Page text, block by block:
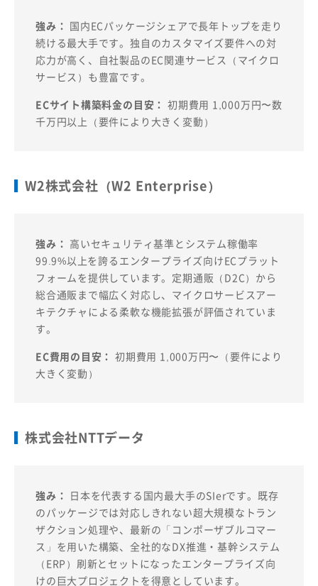
強み： 国内ECパッケージシェアで長年トップを走り
続ける最大手です。独自のカスタマイズ要件への対
応力が高く、自社製品のEC関連サービス（マイクロ
サービス）も豊富です。
ECサイト構築料金の目安： 初期費用 1,000万円〜数
千万円以上（要件により大きく変動）
W2株式会社（W2 Enterprise）
強み： 高いセキュリティ基準とシステム稼働率
99.9%以上を誇るエンタープライズ向けECプラット
フォームを提供しています。定期通販（D2C）から
総合通販まで幅広く対応し、マイクロサービスアー
キテクチャによる柔軟な機能拡張が評価されていま
す。
EC費用の目安： 初期費用 1,000万円〜（要件により
大きく変動）
株式会社NTTデータ
強み： 日本を代表する国内最大手のSIerです。既存
のパッケージでは対応しきれない超大規模なトラン
ザクション処理や、最新の「コンポーザブルコマー
ス」を用いた構築、全社的なDX推進・基幹システム
（ERP）刷新とセットになったエンタープライズ向
けの巨大プロジェクトを得意としています。